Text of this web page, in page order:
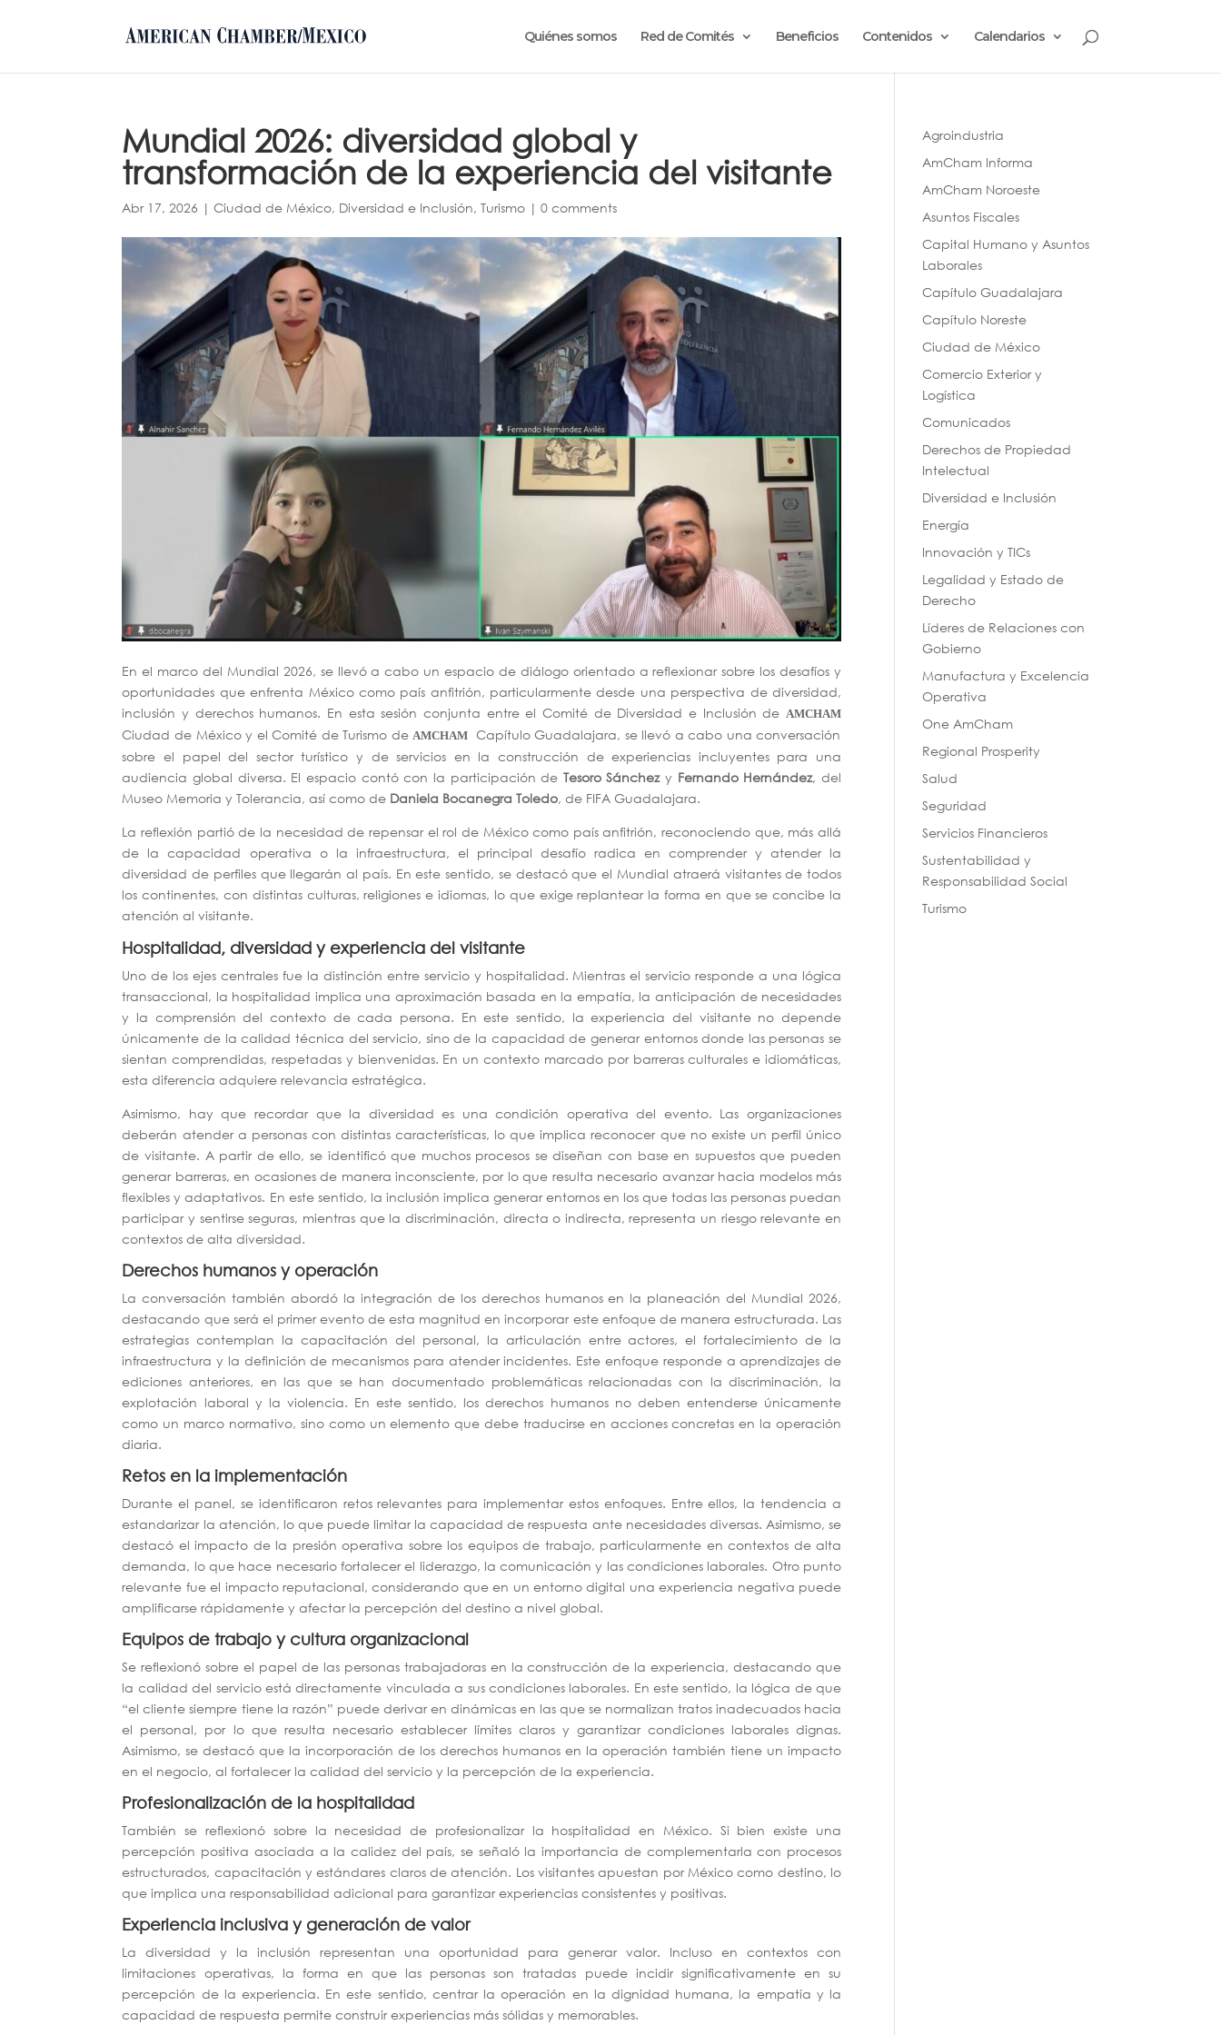
Quiénes somos Red de Comités Beneficios Contenidos Calendarios
Mundial 2026: diversidad global y
transformación de la experiencia del visitante
Abr 17, 2026 |Ciudad de México, Diversidad e Inclusión,Turismo |0 comments
En el marco del Mundial 2026, se llevó a cabo un espacio de diálogo orientado a reflexionar sobre los desafíos y
oportunidades que enfrenta México como país anfitrión, particularmente desde una perspectiva de diversidad,
inclusión y derechos humanos. En esta sesión conjunta entre el Comité de Diversidad e Inclusión deAMCHAM
Ciudad de México y el Comité de Turismo deAMCHAM Capítulo Guadalajara, se llevó a cabo una conversación
sobre el papel del sector turístico y de servicios en la construcción de experiencias incluyentes para una
audiencia global diversa. El espacio contó con la participación de Tesoro Sánchezy Fernando Hernández, del
Museo Memoria y Tolerancia, así como de Daniela Bocanegra Toledo, de FIFA Guadalajara.
La reflexión partió de la necesidad de repensar el rol de México como país anfitrión, reconociendo que, más allá
de la capacidad operativa o la infraestructura, el principal desafío radica en comprender y atender la
diversidad de perfiles que llegarán al país. En este sentido, se destacó que el Mundial atraerá visitantes de todos
los continentes, con distintas culturas, religiones e idiomas, lo que exige replantear la forma en que se concibe la
atención al visitante.
Hospitalidad, diversidad y experiencia del visitante
Uno de los ejes centrales fue la distinción entre servicio y hospitalidad. Mientras el servicio responde a una lógica
transaccional, la hospitalidad implica una aproximación basada en la empatía, la anticipación de necesidades
y la comprensión del contexto de cada persona. En este sentido, la experiencia del visitante no depende
únicamente de la calidad técnica del servicio, sino de la capacidad de generar entornos donde las personas se
sientan comprendidas, respetadas y bienvenidas. En un contexto marcado por barreras culturales e idiomáticas,
esta diferencia adquiere relevancia estratégica.
Asimismo, hay que recordar que la diversidad es una condición operativa del evento. Las organizaciones
deberán atender a personas con distintas características, lo que implica reconocer que no existe un perfil único
de visitante. A partir de ello, se identificó que muchos procesos se diseñan con base en supuestos que pueden
generar barreras, en ocasiones de manera inconsciente, por lo que resulta necesario avanzar hacia modelos más
flexibles y adaptativos. En este sentido, la inclusión implica generar entornos en los que todas las personas puedan
participar y sentirse seguras, mientras que la discriminación, directa o indirecta, representa un riesgo relevante en
contextos de alta diversidad.
Derechos humanos y operación
La conversación también abordó la integración de los derechos humanos en la planeación del Mundial 2026,
destacando que será el primer evento de esta magnitud en incorporar este enfoque de manera estructurada. Las
estrategias contemplan la capacitación del personal, la articulación entre actores, el fortalecimiento de la
infraestructura y la definición de mecanismos para atender incidentes. Este enfoque responde a aprendizajes de
ediciones anteriores, en las que se han documentado problemáticas relacionadas con la discriminación, la
explotación laboral y la violencia. En este sentido, los derechos humanos no deben entenderse únicamente
como un marco normativo, sino como un elemento que debe traducirse en acciones concretas en la operación
diaria.
Retos en la implementación
Durante el panel, se identificaron retos relevantes para implementar estos enfoques. Entre ellos, la tendencia a
estandarizar la atención, lo que puede limitar la capacidad de respuesta ante necesidades diversas. Asimismo, se
destacó el impacto de la presión operativa sobre los equipos de trabajo, particularmente en contextos de alta
demanda, lo que hace necesario fortalecer el liderazgo, la comunicación y las condiciones laborales. Otro punto
relevante fue el impacto reputacional, considerando que en un entorno digital una experiencia negativa puede
amplificarse rápidamente y afectar la percepción del destino a nivel global.
Equipos de trabajo y cultura organizacional
Se reflexionó sobre el papel de las personas trabajadoras en la construcción de la experiencia, destacando que
la calidad del servicio está directamente vinculada a sus condiciones laborales. En este sentido, la lógica de que
“el cliente siempre tiene la razón” puede derivar en dinámicas en las que se normalizan tratos inadecuados hacia
el personal, por lo que resulta necesario establecer límites claros y garantizar condiciones laborales dignas.
Asimismo, se destacó que la incorporación de los derechos humanos en la operación también tiene un impacto
en el negocio, al fortalecer la calidad del servicio y la percepción de la experiencia.
Profesionalización de la hospitalidad
También se reflexionó sobre la necesidad de profesionalizar la hospitalidad en México. Si bien existe una
percepción positiva asociada a la calidez del país, se señaló la importancia de complementarla con procesos
estructurados, capacitación y estándares claros de atención. Los visitantes apuestan por México como destino, lo
que implica una responsabilidad adicional para garantizar experiencias consistentes y positivas.
Experiencia inclusiva y generación de valor
La diversidad y la inclusión representan una oportunidad para generar valor. Incluso en contextos con
limitaciones operativas, la forma en que las personas son tratadas puede incidir significativamente en su
percepción de la experiencia. En este sentido, centrar la operación en la dignidad humana, la empatía y la
capacidad de respuesta permite construir experiencias más sólidas y memorables.
Agroindustria
AmCham Informa
AmCham Noroeste
Asuntos Fiscales
Capital Humano y Asuntos
Laborales
Capítulo Guadalajara
Capítulo Noreste
Ciudad de México
Comercio Exterior y
Logística
Comunicados
Derechos de Propiedad
Intelectual
Diversidad e Inclusión
Energía
Innovación y TICs
Legalidad y Estado de
Derecho
Líderes de Relaciones con
Gobierno
Manufactura y Excelencia
Operativa
One AmCham
Regional Prosperity
Salud
Seguridad
Servicios Financieros
Sustentabilidad y
Responsabilidad Social
Turismo